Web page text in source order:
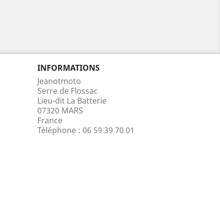
INFORMATIONS
Jeanotmoto
Serre de Flossac
Lieu-dit La Batterie
07320 MARS
France
Téléphone : 06 59 39 70 01